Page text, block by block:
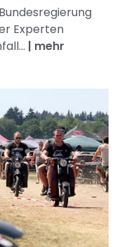
Experten
| mehr